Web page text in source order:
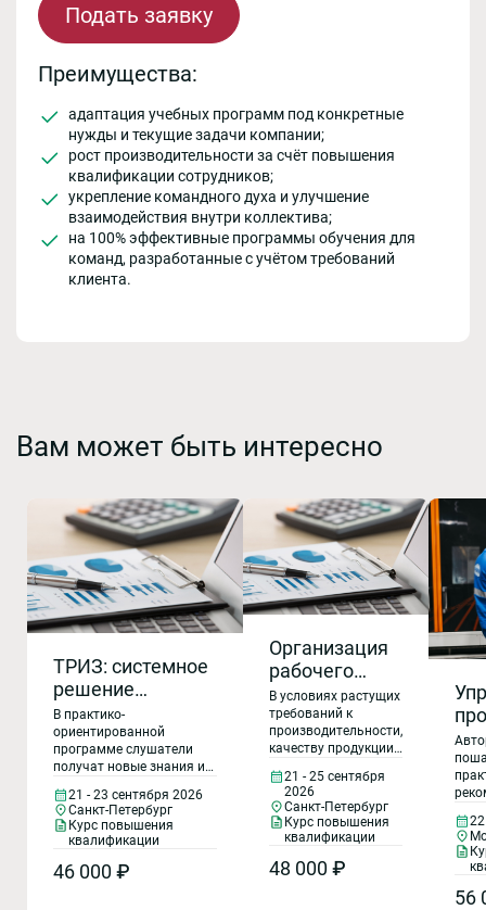
Подать заявку
Преимущества:
адаптация учебных программ под конкретные
нужды и текущие задачи компании;
рост производительности за счёт повышения
квалификации сотрудников;
укрепление командного духа и улучшение
взаимодействия внутри коллектива;
на 100% эффективные программы обучения для
команд, разработанные с учётом требований
клиента.
Вам может быть интересно
ТРИЗ: системное
решение
инженерных и
организационных
задач
В практико-
ориентированной
программе слушатели
получат новые знания и
применения ТРИЗ -
теории решения
изобретательских задач
постановка
21 - 23 сентября 2026
Санкт-Петербург
Курс повышения
квалификации
46 000 ₽
Организация
рабочего
пространства
– 5S.
Организация,
планирование
производства
и рабочего
пространства
В условиях растущих
требований к
производительности,
качеству продукции,
и эффективности
использования
ресурсов
предприятиям
создавать
21 - 25 сентября
2026
Санкт-Петербург
Курс повышения
квалификации
48 000 ₽
Она
56